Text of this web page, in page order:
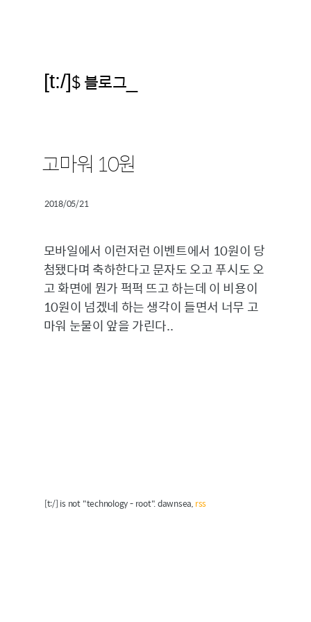
[t:/]$ 블로그
고마워 10원
2018/05/21
모바일에서 이런저런 이벤트에서 10원이 당
첨됐다며 축하한다고 문자도 오고 푸시도 오
고 화면에 뭔가 퍽퍽 뜨고 하는데 이 비용이
10원이 넘겠네 하는 생각이 들면서 너무 고
마워 눈물이 앞을 가린다..
[t:/] is not "technology - root". dawnsea, rss